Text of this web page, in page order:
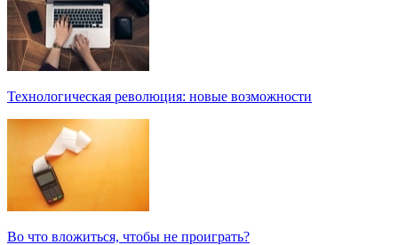
Технологическая революция: новые возможности
Во что вложиться, чтобы не проиграть?